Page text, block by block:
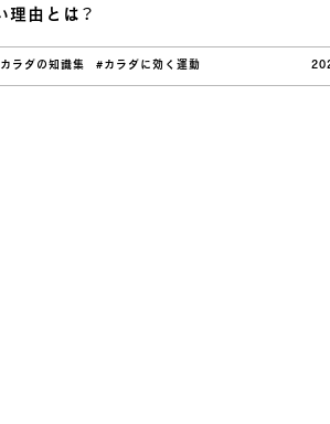
理由とは？
ラダの知識集 #カラダに効く運動